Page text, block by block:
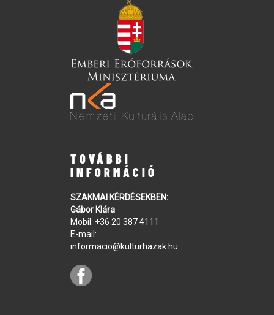
TOVÁBBI
INFORMÁCIÓ
SZAKMAI KÉRDÉSEKBEN:
Gábor Klára
Mobil: +36 20 387 4111
E-mail:
informacio@kulturhazak.hu